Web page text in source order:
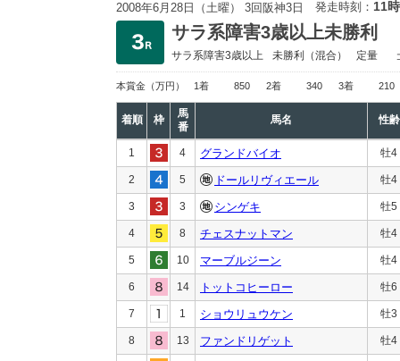
2008年6月28日（土曜） 3回阪神3日 発走時刻： 11
サラ系障害3歳以上未勝利
サラ系障害3歳以上 未勝利 （混合） 定量
本賞金 （万円） 1着 850 2着 340 3着 210
着順 枠
馬
番
馬名 性齢
1 4 グランドバイオ 牡4
2 5 ドールリヴィエール 牡4
3 3 シンゲキ 牡5
4 8 チェスナットマン 牡4
5 10 マーブルジーン 牡4
6 14 トットコヒーロー 牡6
7 1 ショウリュウケン 牡3
8 13 ファンドリゲット 牡4